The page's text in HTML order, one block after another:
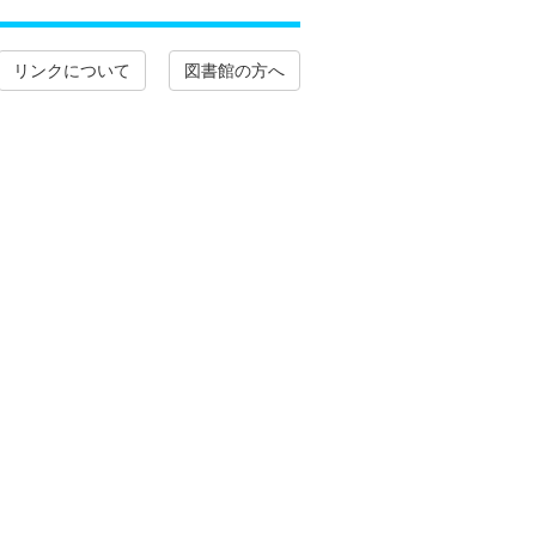
リンクについて 図書館の方へ